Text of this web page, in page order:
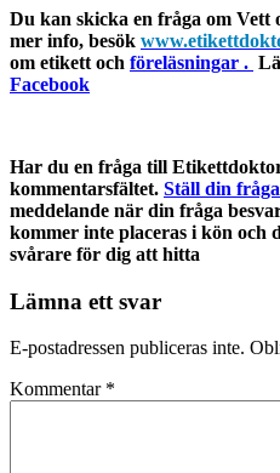
Du kan skicka en fråga om Vett
mer info, besök
om etikett och föreläsningar .
Facebook
Har du en fråga till
kommentarsfältet. Ställ din
meddelande när din fråga
kommer inte placeras i kön
svårare för dig att hitta
Lämna ett svar
E-postadressen publiceras inte.
Kommentar *